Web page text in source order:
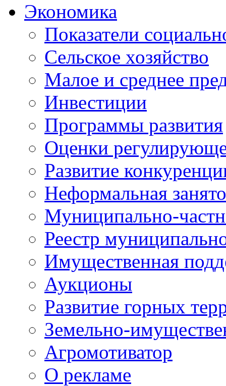
Экономика
Показатели
Сельское хозяйство
Малое и среднее
Инвестиции
Программы развития
Оценки
Развитие
Неформальная
Муниципально-
Реестр
Имущественная
Аукционы
Развитие горных
Земельно-
Агромотиватор
О рекламе